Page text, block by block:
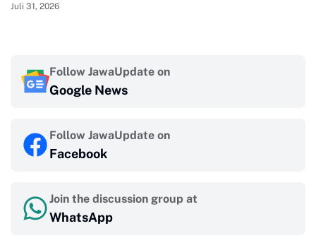
Juli 31, 2026
Follow JawaUpdate on
Google News
Follow JawaUpdate on
Facebook
Join the discussion group at
WhatsApp